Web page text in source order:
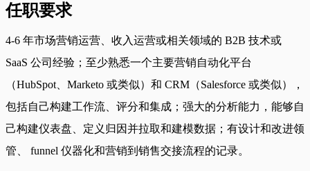
任职要求
4-6 年市场营销运营、收入运营或相关领域的 B2B 技术或
SaaS 公司经验；至少熟悉一个主要营销自动化平台
（HubSpot、Marketo 或类似）和 CRM（Salesforce 或类似），
包括自己构建工作流、评分和集成；强大的分析能力，能够自
己构建仪表盘、定义归因并拉取和建模数据；有设计和改进领
管、 funnel 仪器化和营销到销售交接流程的记录。